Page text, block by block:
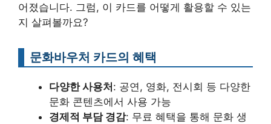
어졌습니다. 그럼, 이 카드를 어떻게 활용할 수 있는
지 살펴볼까요?
문화바우처 카드의 혜택
다양한 사용처: 공연, 영화, 전시회 등 다양한
문화 콘텐츠에서 사용 가능
경제적 부담 경감: 무료 혜택을 통해 문화 생